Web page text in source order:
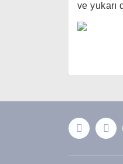
ve yukarı
Ürün